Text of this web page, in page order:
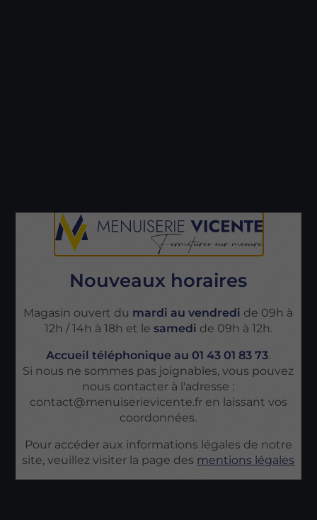
Nouveaux horaires
Magasin ouvert du mardi au vendredi de 09h à
12h / 14h à 18h et le samedi de 09h à 12h.
Accueil téléphonique au 01 43 01 83 73.
Si nous ne sommes pas joignables, vous pouvez
nous contacter à l'adresse :
contact@menuiserievicente.fr en laissant vos
coordonnées.
Pour accéder aux informations légales de notre
site, veuillez visiter la page des mentions légales